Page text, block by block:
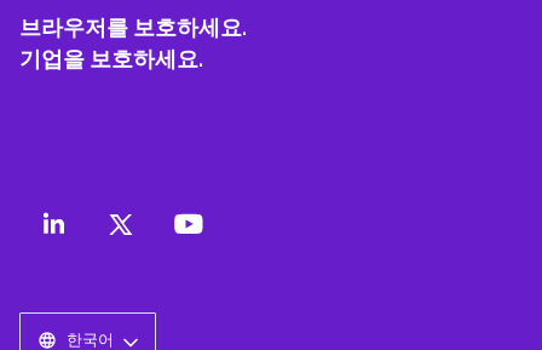
브라우저를 보호하세요.
기업을 보호하세요.
한국어